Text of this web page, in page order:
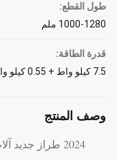
طول القطع:
1000-1280 ملم
قدرة الطاقة:
7.5 كيلو واط + 0.55 كيلو واط
وصف المنتج
2024 طراز جديد آلات صناعة الطوب الطينية الكاملة التلقائية